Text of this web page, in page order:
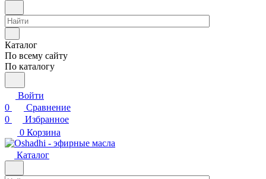
Каталог
По всему сайту
По каталогу
Войти
0
Сравнение
0
Избранное
0 Корзина
Каталог